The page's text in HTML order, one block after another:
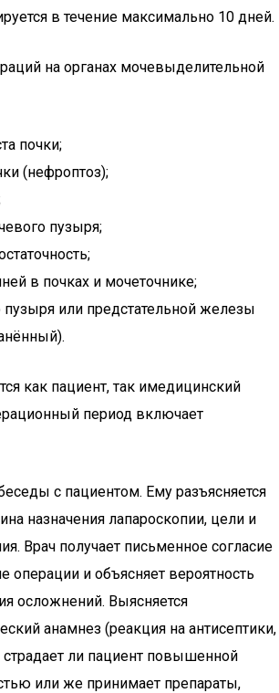
в течение максимально 10 дней.
на органах мочевыделительной
почки;
(нефроптоз);
пузыря;
в почках и мочеточнике;
пузыря или предстательной железы
как пациент, так имедицинский
период включает
с пациентом. Ему разъясняется
назначения лапароскопии, цели и
Врач получает письменное согласие
операции и объясняет вероятность
осложнений. Выясняется
анамнез (реакция на антисептики,
страдает ли пациент повышенной
или же принимает препараты,